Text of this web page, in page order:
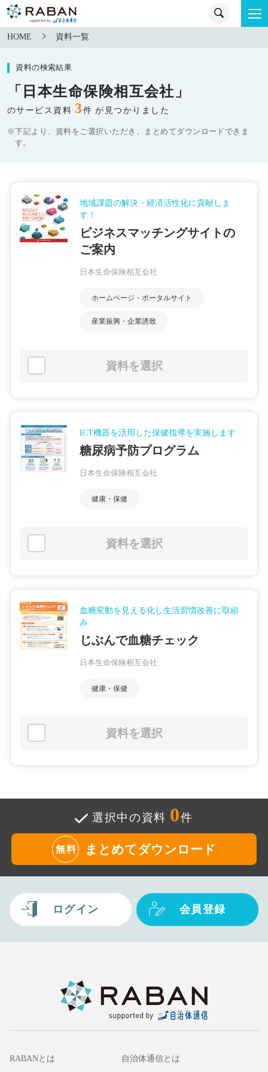
HOME 資料一覧
資料の検索結果
「日本生命保険相互会社」
のサービス資料 3件 が見つかりました
※下記より、資料をご選択いただき、まとめてダウンロードできま
す。
地域課題の解決・経済活性化に貢献しま
す！
ビジネスマッチングサイトの
ご案内
日本生命保険相互会社
ホームページ・ポータルサイト
産業振興・企業誘致
資料を選択
ICT機器を活用した保健指導を実施します
糖尿病予防プログラム
日本生命保険相互会社
健康・保健
資料を選択
血糖変動を見える化し生活習慣改善に取組
み
じぶんで血糖チェック
日本生命保険相互会社
健康・保健
資料を選択
選択中の資料 0件
無料 まとめてダウンロード
ログイン 会員登録
RABANとは 自治体通信とは